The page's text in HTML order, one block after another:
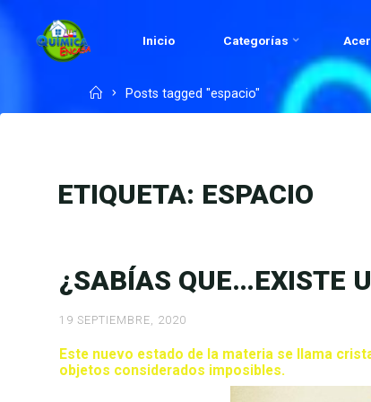
CASA.COM
Inicio Categorías
HomePosts tagged "espacio"
ETIQUETA: ESPACIO
¿SABÍAS QUE…EXISTE
19 SEPTIEMBRE, 2020
Este nuevo estado de la materia se llama
objetos considerados imposibles.